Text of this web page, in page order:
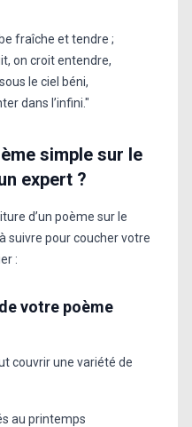
fraîche et tendre ;
on croit entendre,
le ciel béni,
dans l’infini."
simple sur le
expert ?
d’un poème sur le
suivre pour coucher votre
:
votre poème
couvrir une variété de
au printemps